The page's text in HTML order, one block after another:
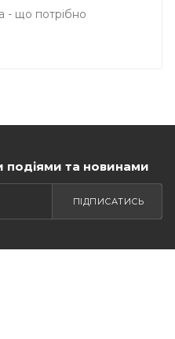
- що потрібно
подіями та новинами
ПІДПИСАТИСЬ